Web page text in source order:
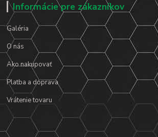
Informácie pre zákazníkov
Galéria
O nás
Ako nakupovať
Platba a doprava
Vrátenie tovaru